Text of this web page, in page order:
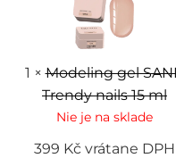
nails
15
ml
1 ×Modeling gel
Trendy nails 15 ml
Nie je na sklade
399 Kč vrátane DPH